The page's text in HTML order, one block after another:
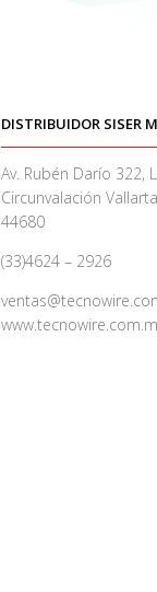
DISTRIBUIDOR SISER
Av. Rubén Darío 322,
Circunvalación
44680
(33)4624 – 2926